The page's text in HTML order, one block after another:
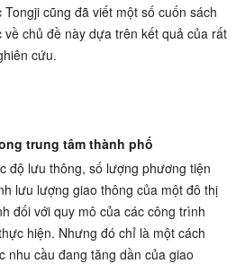
cũng đã viết một số cuốn sách
chủ đề này dựa trên kết quả của rất
cứu.
trung tâm thành phố
độ lưu thông, số lượng phương tiện
lưu lượng giao thông của một đô thị
đối với quy mô của các công trình
hiện. Nhưng đó chỉ là một cách
nhu cầu đang tăng dần của giao